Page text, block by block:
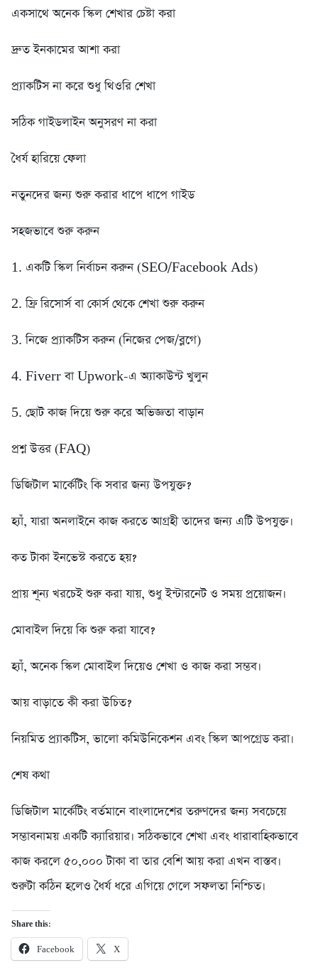
একসাথে অনেক স্কিল শেখার চেষ্টা করা
দ্রুত ইনকামের আশা করা
প্র্যাকটিস না করে শুধু থিওরি শেখা
সঠিক গাইডলাইন অনুসরণ না করা
ধৈর্য হারিয়ে ফেলা
নতুনদের জন্য শুরু করার ধাপে ধাপে গাইড
সহজভাবে শুরু করুন
1. একটি স্কিল নির্বাচন করুন (SEO/Facebook Ads)
2. ফ্রি রিসোর্স বা কোর্স থেকে শেখা শুরু করুন
3. নিজে প্র্যাকটিস করুন (নিজের পেজ/ব্লগে)
4. Fiverr বা Upwork-এ অ্যাকাউন্ট খুলুন
5. ছোট কাজ দিয়ে শুরু করে অভিজ্ঞতা বাড়ান
প্রশ্ন উত্তর (FAQ)
ডিজিটাল মার্কেটিং কি সবার জন্য উপযুক্ত?
হ্যাঁ, যারা অনলাইনে কাজ করতে আগ্রহী তাদের জন্য এটি উপযুক্ত।
কত টাকা ইনভেস্ট করতে হয়?
প্রায় শূন্য খরচেই শুরু করা যায়, শুধু ইন্টারনেট ও সময় প্রয়োজন।
মোবাইল দিয়ে কি শুরু করা যাবে?
হ্যাঁ, অনেক স্কিল মোবাইল দিয়েও শেখা ও কাজ করা সম্ভব।
আয় বাড়াতে কী করা উচিত?
নিয়মিত প্র্যাকটিস, ভালো কমিউনিকেশন এবং স্কিল আপগ্রেড করা।
শেষ কথা
ডিজিটাল মার্কেটিং বর্তমানে বাংলাদেশের তরুণদের জন্য সবচেয়ে
সম্ভাবনাময় একটি ক্যারিয়ার। সঠিকভাবে শেখা এবং ধারাবাহিকভাবে
কাজ করলে ৫০,০০০ টাকা বা তার বেশি আয় করা এখন বাস্তব।
শুরুটা কঠিন হলেও ধৈর্য ধরে এগিয়ে গেলে সফলতা নিশ্চিত।
Share this:
Facebook X